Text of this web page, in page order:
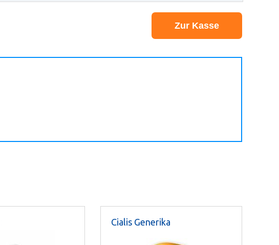
Cialis Generika